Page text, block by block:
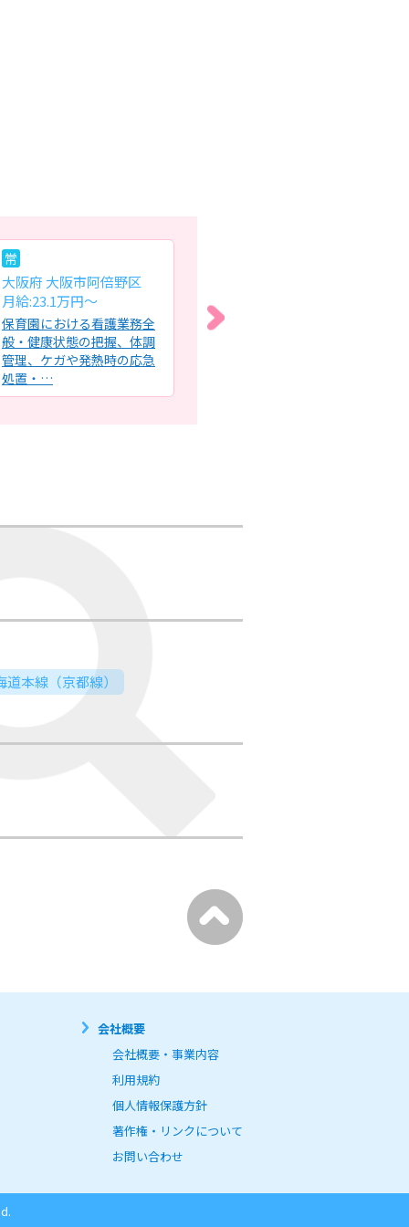
常
大阪府 大阪市阿倍野区
月給:23.1万円～
保育園における看護業務全
般・健康状態の把握、体調
管理、ケガや発熱時の応急
処置・…
月給:25.5万〜33万円
介護老人保健施設内での看
道本線（京都線）
会社概要
会社概要・事業内容
利用規約
個人情報保護方針
著作権・リンクについて
お問い合わせ